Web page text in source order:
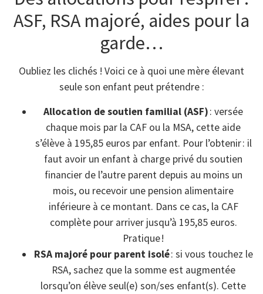
ASF, RSA majoré, aides pour la
garde…
Oubliez les clichés ! Voici ce à quoi une mère élevant
seule son enfant peut prétendre :
Allocation de soutien familial (ASF): versée
chaque mois par la CAF ou la MSA, cette aide
s’élève à 195,85 euros par enfant. Pour l’obtenir : il
faut avoir un enfant à charge privé du soutien
financier de l’autre parent depuis au moins un
mois, ou recevoir une pension alimentaire
inférieure à ce montant. Dans ce cas, la CAF
complète pour arriver jusqu’à 195,85 euros.
Pratique !
RSA majoré pour parent isolé: si vous touchez le
RSA, sachez que la somme est augmentée
lorsqu’on élève seul(e) son/ses enfant(s). Cette